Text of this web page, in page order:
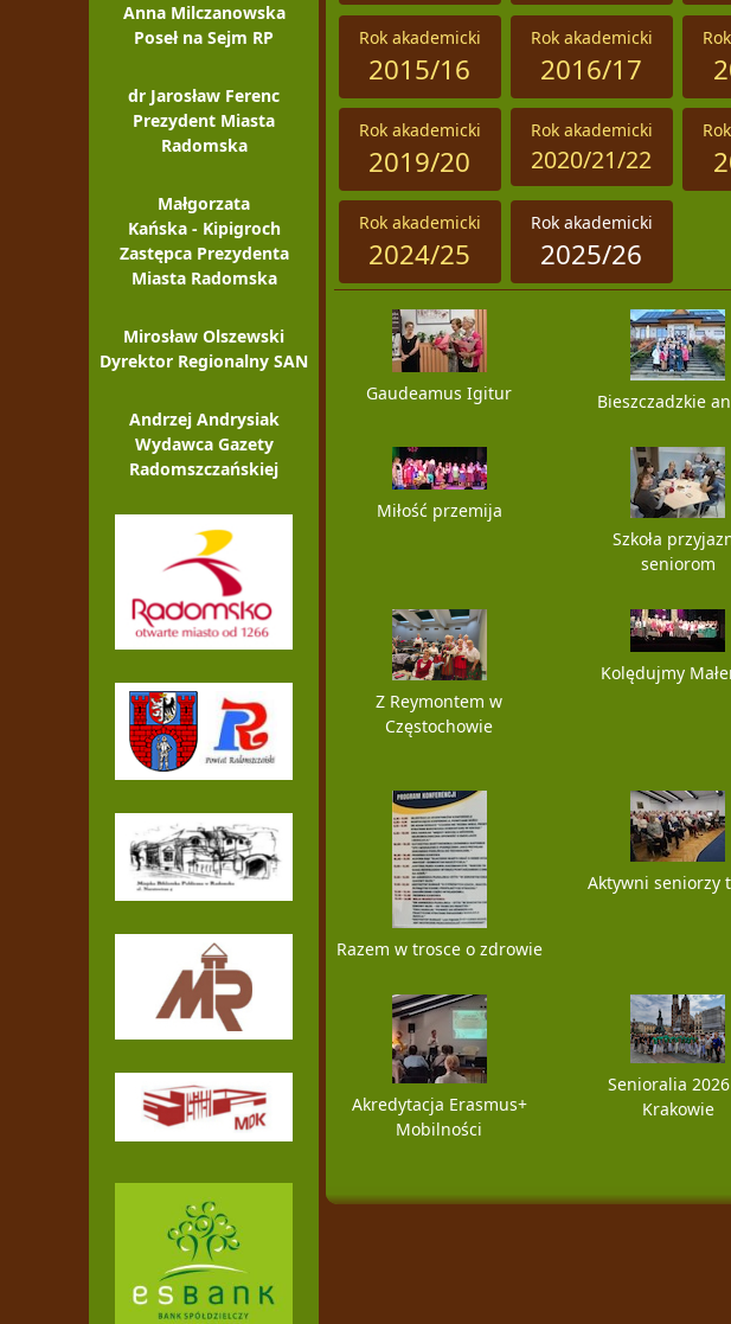
Anna Milczanowska
Poseł na Sejm RP
dr Jarosław Ferenc
Prezydent Miasta
Radomska
Małgorzata
Kańska - Kipigroch
Zastępca Prezydenta
Miasta Radomska
Mirosław Olszewski
Dyrektor Regionalny SAN
Andrzej Andrysiak
Wydawca Gazety
Radomszczańskiej
Rok akademicki
2015/16
Rok akademicki
2016/17
Rok akademicki
2019/20
Rok akademicki
2020/21/22
Rok akademicki
2024/25
Rok akademicki
2025/26
Gaudeamus Igitur Bieszczadzkie
Miłość przemija
Szkoła
seniorom
Z Reymontem w
Częstochowie
Kolędujmy
Razem w trosce o zdrowie
Aktywni seniorzy
Akredytacja Erasmus+
Mobilności
Senioralia
Krakowie